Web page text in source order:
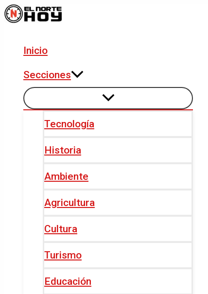
Ir
al
Inicio
Secciones
Tecnología
Historia
Ambiente
Agricultura
Cultura
Turismo
Educación
Navegación
de